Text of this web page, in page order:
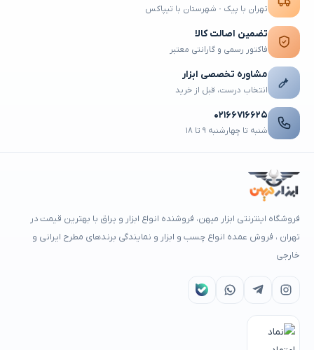
تهران با پیک · شهرستان با تیپاکس
تضمین اصالت کالا
فاکتور رسمی و گارانتی معتبر
مشاوره تخصصی ابزار
انتخاب درست، قبل از خرید
۰۲۱۶۶۷۱۶۶۲۵
شنبه تا چهارشنبه ۹ تا ۱۸
فروشگاه اینترنتی ابزار میهن، فروشنده انواع ابزار و یراق با بهترین قیمت در
تهران ، فروش عمده انواع چسب و ابزار و نمایندگی برندهای مطرح ایرانی و
خارجی